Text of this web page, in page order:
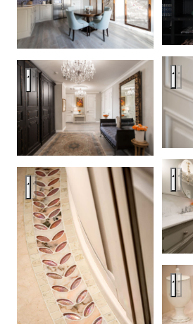
Residence in Moscow
Residence in Moscow